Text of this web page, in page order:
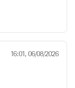
16:01, 06/08/2026